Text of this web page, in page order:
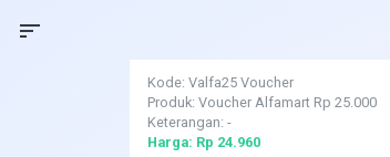
sort
Kode: Valfa25 Voucher
Produk: Voucher Alfamart Rp 25.000
Keterangan: -
Harga: Rp 24.960